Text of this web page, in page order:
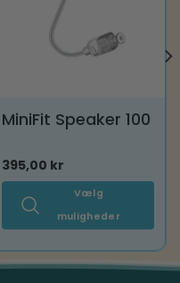
MiniFit Speaker 100
395,00 kr
Vælg
muligheder
vare